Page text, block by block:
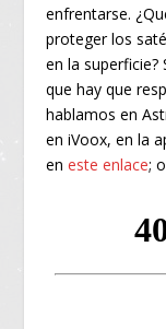
enfrentarse.
proteger los
en la superficie?
que hay que
hablamos en
en iVoox, en la
eneste enlace;